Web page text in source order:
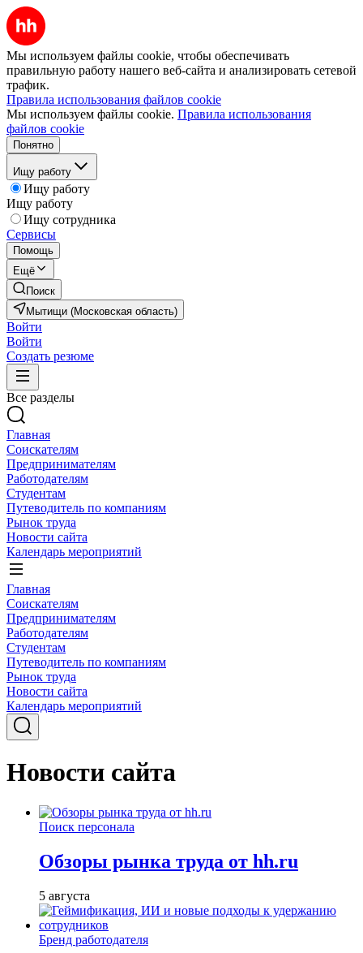
Мы используем файлы cookie, чтобы обеспечивать
правильную работу нашего веб-сайта и анализировать сетевой
трафик.
Правила использования файлов cookie
Мы используем файлы cookie. Правила использования
файлов cookie
Понятно
Ищу работу
Ищу работу
Ищу работу
Ищу сотрудника
Сервисы
Помощь
Ещё
Поиск
Мытищи (Московская область)
Войти
Войти
Создать резюме
Все разделы
Главная
Соискателям
Предпринимателям
Работодателям
Студентам
Путеводитель по компаниям
Рынок труда
Новости сайта
Календарь мероприятий
Главная
Соискателям
Предпринимателям
Работодателям
Студентам
Путеводитель по компаниям
Рынок труда
Новости сайта
Календарь мероприятий
Новости сайта
Поиск персонала
Обзоры рынка труда от hh.ru
5 августа
Бренд работодателя